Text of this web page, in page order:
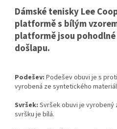
Dámské tenisky Lee
platformě s bílým
platformě jsou
došlapu.
Podešev: Podešev obuvi je s
vyrobená ze syntetického
Svršek: Svršek obuvi je vyrobený
svršku je bílá.